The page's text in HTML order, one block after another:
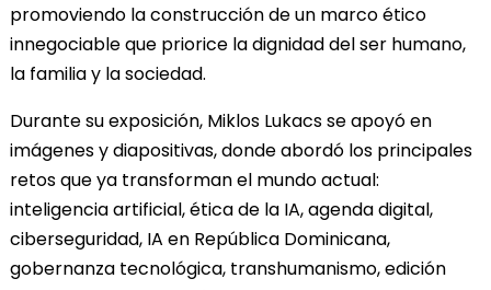
promoviendo la construcción de un marco ético
innegociable que priorice la dignidad del ser humano,
la familia y la sociedad.
Durante su exposición, Miklos Lukacs se apoyó en
imágenes y diapositivas, donde abordó los principales
retos que ya transforman el mundo actual:
inteligencia artificial, ética de la IA, agenda digital,
ciberseguridad, IA en República Dominicana,
gobernanza tecnológica, transhumanismo, edición